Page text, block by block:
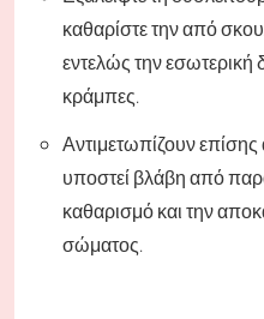
καθαρίστε την από
εντελώς την εσωτερική
κράμπες.
Αντιμετωπίζουν
υποστεί βλάβη από
καθαρισμό και την
σώματος.